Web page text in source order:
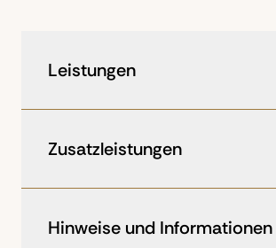
Leistungen
Class mit KLM*
Gepäck in Softbags)
8 Übernachtungen in Hotel
Camps, Tageszimmer am
Zusatzleistungen
zu exklusiven Zusatzleistungen
maßgeschneiderten
Hinweise und Informationen